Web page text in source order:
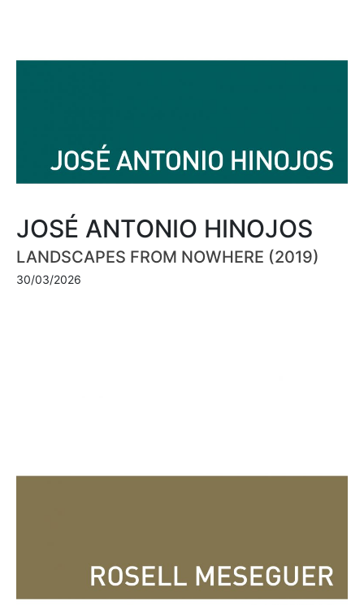
JOSÉ ANTONIO HINOJOS
LANDSCAPES FROM NOWHERE (2019)
30/03/2026